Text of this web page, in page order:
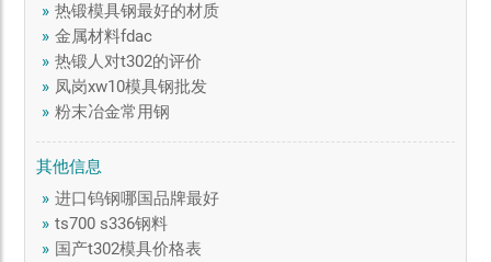
» 热锻模具钢最好的材质
» 金属材料fdac
» 热锻人对t302的评价
» 凤岗xw10模具钢批发
» 粉末冶金常用钢
其他信息
» 进口钨钢哪国品牌最好
» ts700 s336钢料
» 国产t302模具价格表